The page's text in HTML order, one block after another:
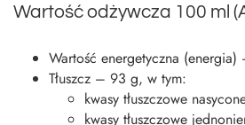
Wartość odżywcza 100 ml
Wartość energetyczna
Tłuszcz – 93 g, w tym:
kwasy tłuszczowe
kwasy tłuszczowe